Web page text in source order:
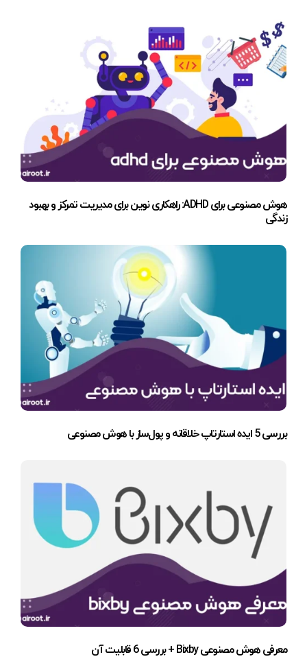
هوش مصنوعی برای ADHD: راهکاری نوین برای مدیریت تمرکز و بهبود
زندگی
بررسی 5 ایده استارتاپ خلاقانه و پول‌ساز با هوش مصنوعی
معرفی هوش مصنوعی Bixby + بررسی 6 قابلیت آن